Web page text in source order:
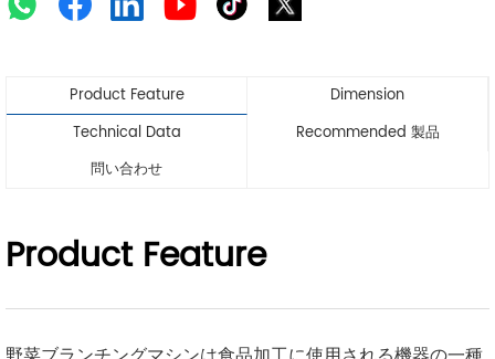
Product Feature
Dimension
Technical Data
Recommended 製品
問い合わせ
Product Feature